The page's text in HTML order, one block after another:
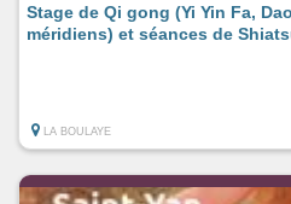
Stage de Qi gong (Yi Yin Fa,
méridiens) et séances de
LA BOULAYE